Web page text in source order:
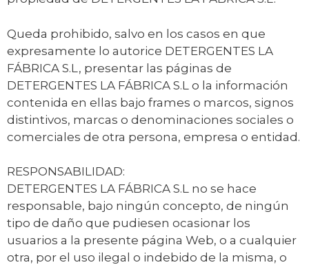
Queda prohibido, salvo en los casos en que
expresamente lo autorice DETERGENTES LA
FÁBRICA S.L, presentar las páginas de
DETERGENTES LA FÁBRICA S.L o la información
contenida en ellas bajo frames o marcos, signos
distintivos, marcas o denominaciones sociales o
comerciales de otra persona, empresa o entidad.
RESPONSABILIDAD:
DETERGENTES LA FÁBRICA S.L no se hace
responsable, bajo ningún concepto, de ningún
tipo de daño que pudiesen ocasionar los
usuarios a la presente página Web, o a cualquier
otra, por el uso ilegal o indebido de la misma, o